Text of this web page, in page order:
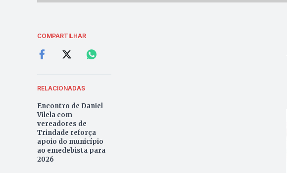
COMPARTILHAR
RELACIONADAS
Encontro de Daniel
Vilela com
vereadores de
Trindade reforça
apoio do município
ao emedebista para
2026